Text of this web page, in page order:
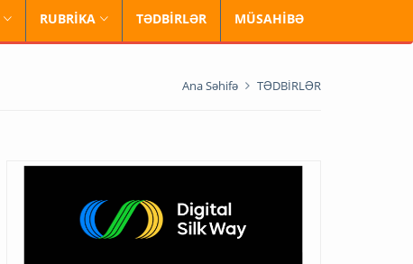
RUBRİKA TƏDBİRLƏR MÜSAHİBƏ
Ana Səhifə TƏDBİRLƏR